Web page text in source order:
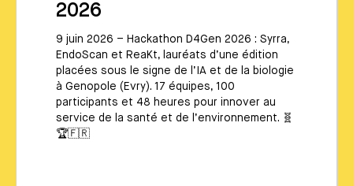
2026
9 juin 2026 – Hackathon D4Gen 2026 : Syrra,
EndoScan et ReaKt, lauréats d’une édition
placées sous le signe de l’IA et de la biologie
à Genopole (Evry). 17 équipes, 100
participants et 48 heures pour innover au
service de la santé et de l’environnement. 🧬
🏆🇫🇷